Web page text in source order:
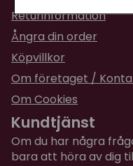
Returinformation
Ångra din order
Köpvillkor
Om företaget /
Om Cookies
Kundtjänst
Om du har några
bara att höra av dig